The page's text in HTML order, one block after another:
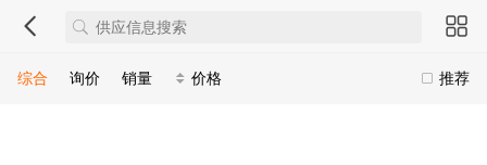
推荐
综合 询价 销量 价格